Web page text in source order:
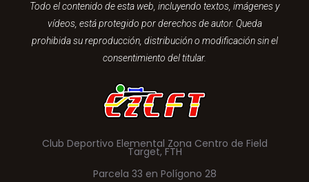
Todo el contenido de esta web, incluyendo textos, imágenes y
vídeos, está protegido por derechos de autor. Queda
prohibida su reproducción, distribución o modificación sin el
consentimiento del titular.
Club Deportivo Elemental Zona Centro de Field
Target, FTH
Parcela 33 en Polígono 28